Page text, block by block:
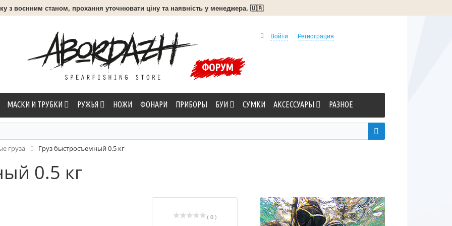
з воєнним станом, прохання уточнювати ціну та наявність у менеджера. 🇺🇦
ФОРУМ
Войти Регистрация
МАСКИ И ТРУБКИ РУЖЬЯ НОЖИ ФОНАРИ ПРИБОРЫ БУИ СУМКИ АКСЕССУАРЫ РАЗНОЕ
груза Груз быстросъемный 0.5 кг
0.5 кг
( 0 )